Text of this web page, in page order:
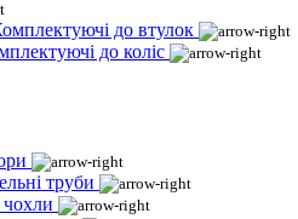
до втулок
до коліс
труби
чохли